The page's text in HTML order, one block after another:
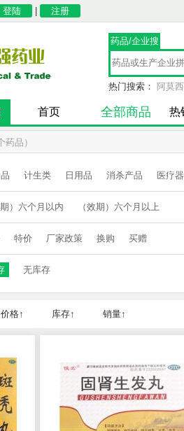
登陆 注册
药品/企业搜
索
热门搜索： 阿莫
首页 全部商品 热
药品）
计生类 日用品 消杀产品 医疗
期）六个月以内 （效期）六个月以上
特价 厂家政策 换购 买赠
无库存
价格↑ 库存↑ 销量↑